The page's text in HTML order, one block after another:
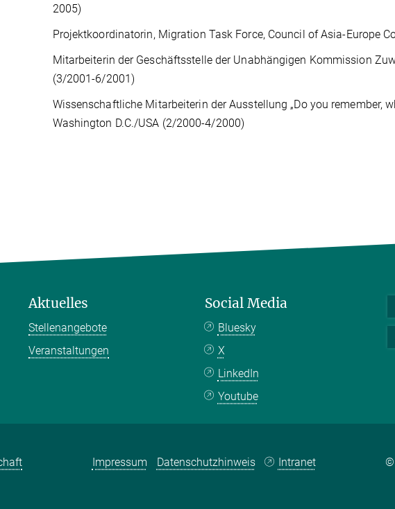
2005)
Projektkoordinatorin, Migration Task Force, Council of Asia-Europe
Mitarbeiterin der Geschäftsstelle der Unabhängigen Kommission
(3/2001-6/2001)
Wissenschaftliche Mitarbeiterin der Ausstellung „Do you remember,
Washington D.C./USA (2/2000-4/2000)
Aktuelles
Stellenangebote
Veranstaltungen
Social Media
Bluesky
X
LinkedIn
Youtube
Impressum Datenschutzhinweis Intranet ©